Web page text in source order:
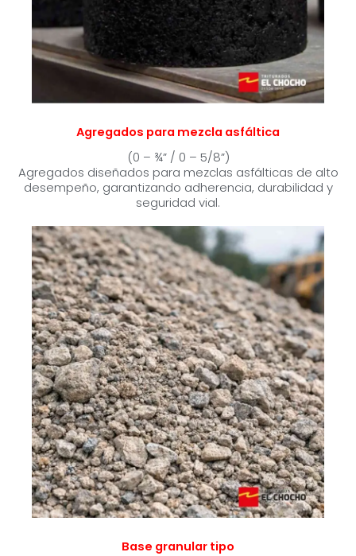
Agregados para mezcla asfáltica
(0 – ¾” / 0 – 5/8”)
Agregados diseñados para mezclas asfálticas de alto
desempeño, garantizando adherencia, durabilidad y
seguridad vial.
Base granular tipo